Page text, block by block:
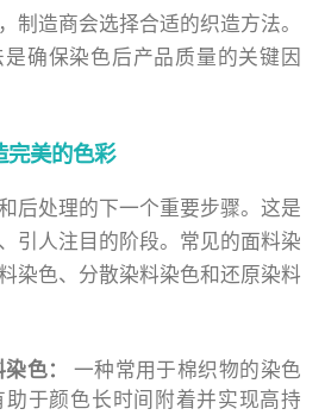
制造商会选择合适的织造方法。
确保染色后产品质量的关键因
完美的色彩
后处理的下一个重要步骤。这是
引人注目的阶段。常见的面料染
染色、分散染料染色和还原染料
色：
一种常用于棉织物的染色
助于颜色长时间附着并实现高持